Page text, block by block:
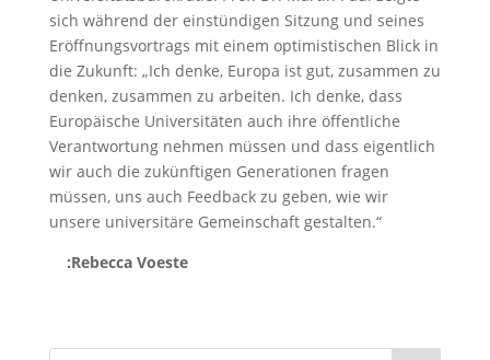
sich während der einstündigen Sitzung und seines
Eröffnungsvortrags mit einem optimistischen Blick in
die Zukunft: „Ich denke, Europa ist gut, zusammen zu
denken, zusammen zu arbeiten. Ich denke, dass
Europäische Universitäten auch ihre öffentliche
Verantwortung nehmen müssen und dass eigentlich
wir auch die zukünftigen Generationen fragen
müssen, uns auch Feedback zu geben, wie wir
unsere universitäre Gemeinschaft gestalten.“
:Rebecca Voeste